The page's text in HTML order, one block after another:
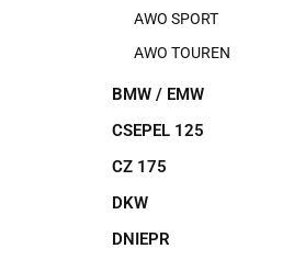
AWO SPORT
AWO TOUREN
BMW / EMW
CSEPEL 125
CZ 175
DKW
DNIEPR